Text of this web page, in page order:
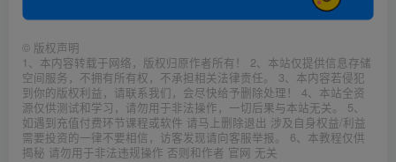
© 版权声明
1、本内容转载于网络，版权归原作者所有！ 2、本站仅提供信息存储
空间服务，不拥有所有权，不承担相关法律责任。 3、本内容若侵犯
到你的版权利益，请联系我们，会尽快给予删除处理！ 4、本站全资
源仅供测试和学习，请勿用于非法操作，一切后果与本站无关。 5、
如遇到充值付费环节课程或软件 请马上删除退出 涉及自身权益/利益
需要投资的一律不要相信，访客发现请向客服举报。 6、本教程仅供
揭秘 请勿用于非法违规操作 否则和作者 官网 无关